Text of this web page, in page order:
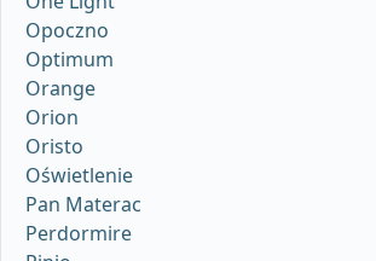
Opoczno
Optimum
Orange
Orion
Oristo
Oświetlenie
Pan Materac
Perdormire